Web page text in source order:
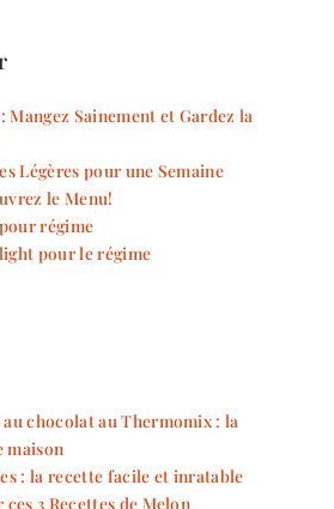
: Mangez Sainement et Gardez la
Légères pour une Semaine
le Menu!
régime
pour le régime
chocolat au Thermomix : la
maison
: la recette facile et inratable
3 Recettes de Melon